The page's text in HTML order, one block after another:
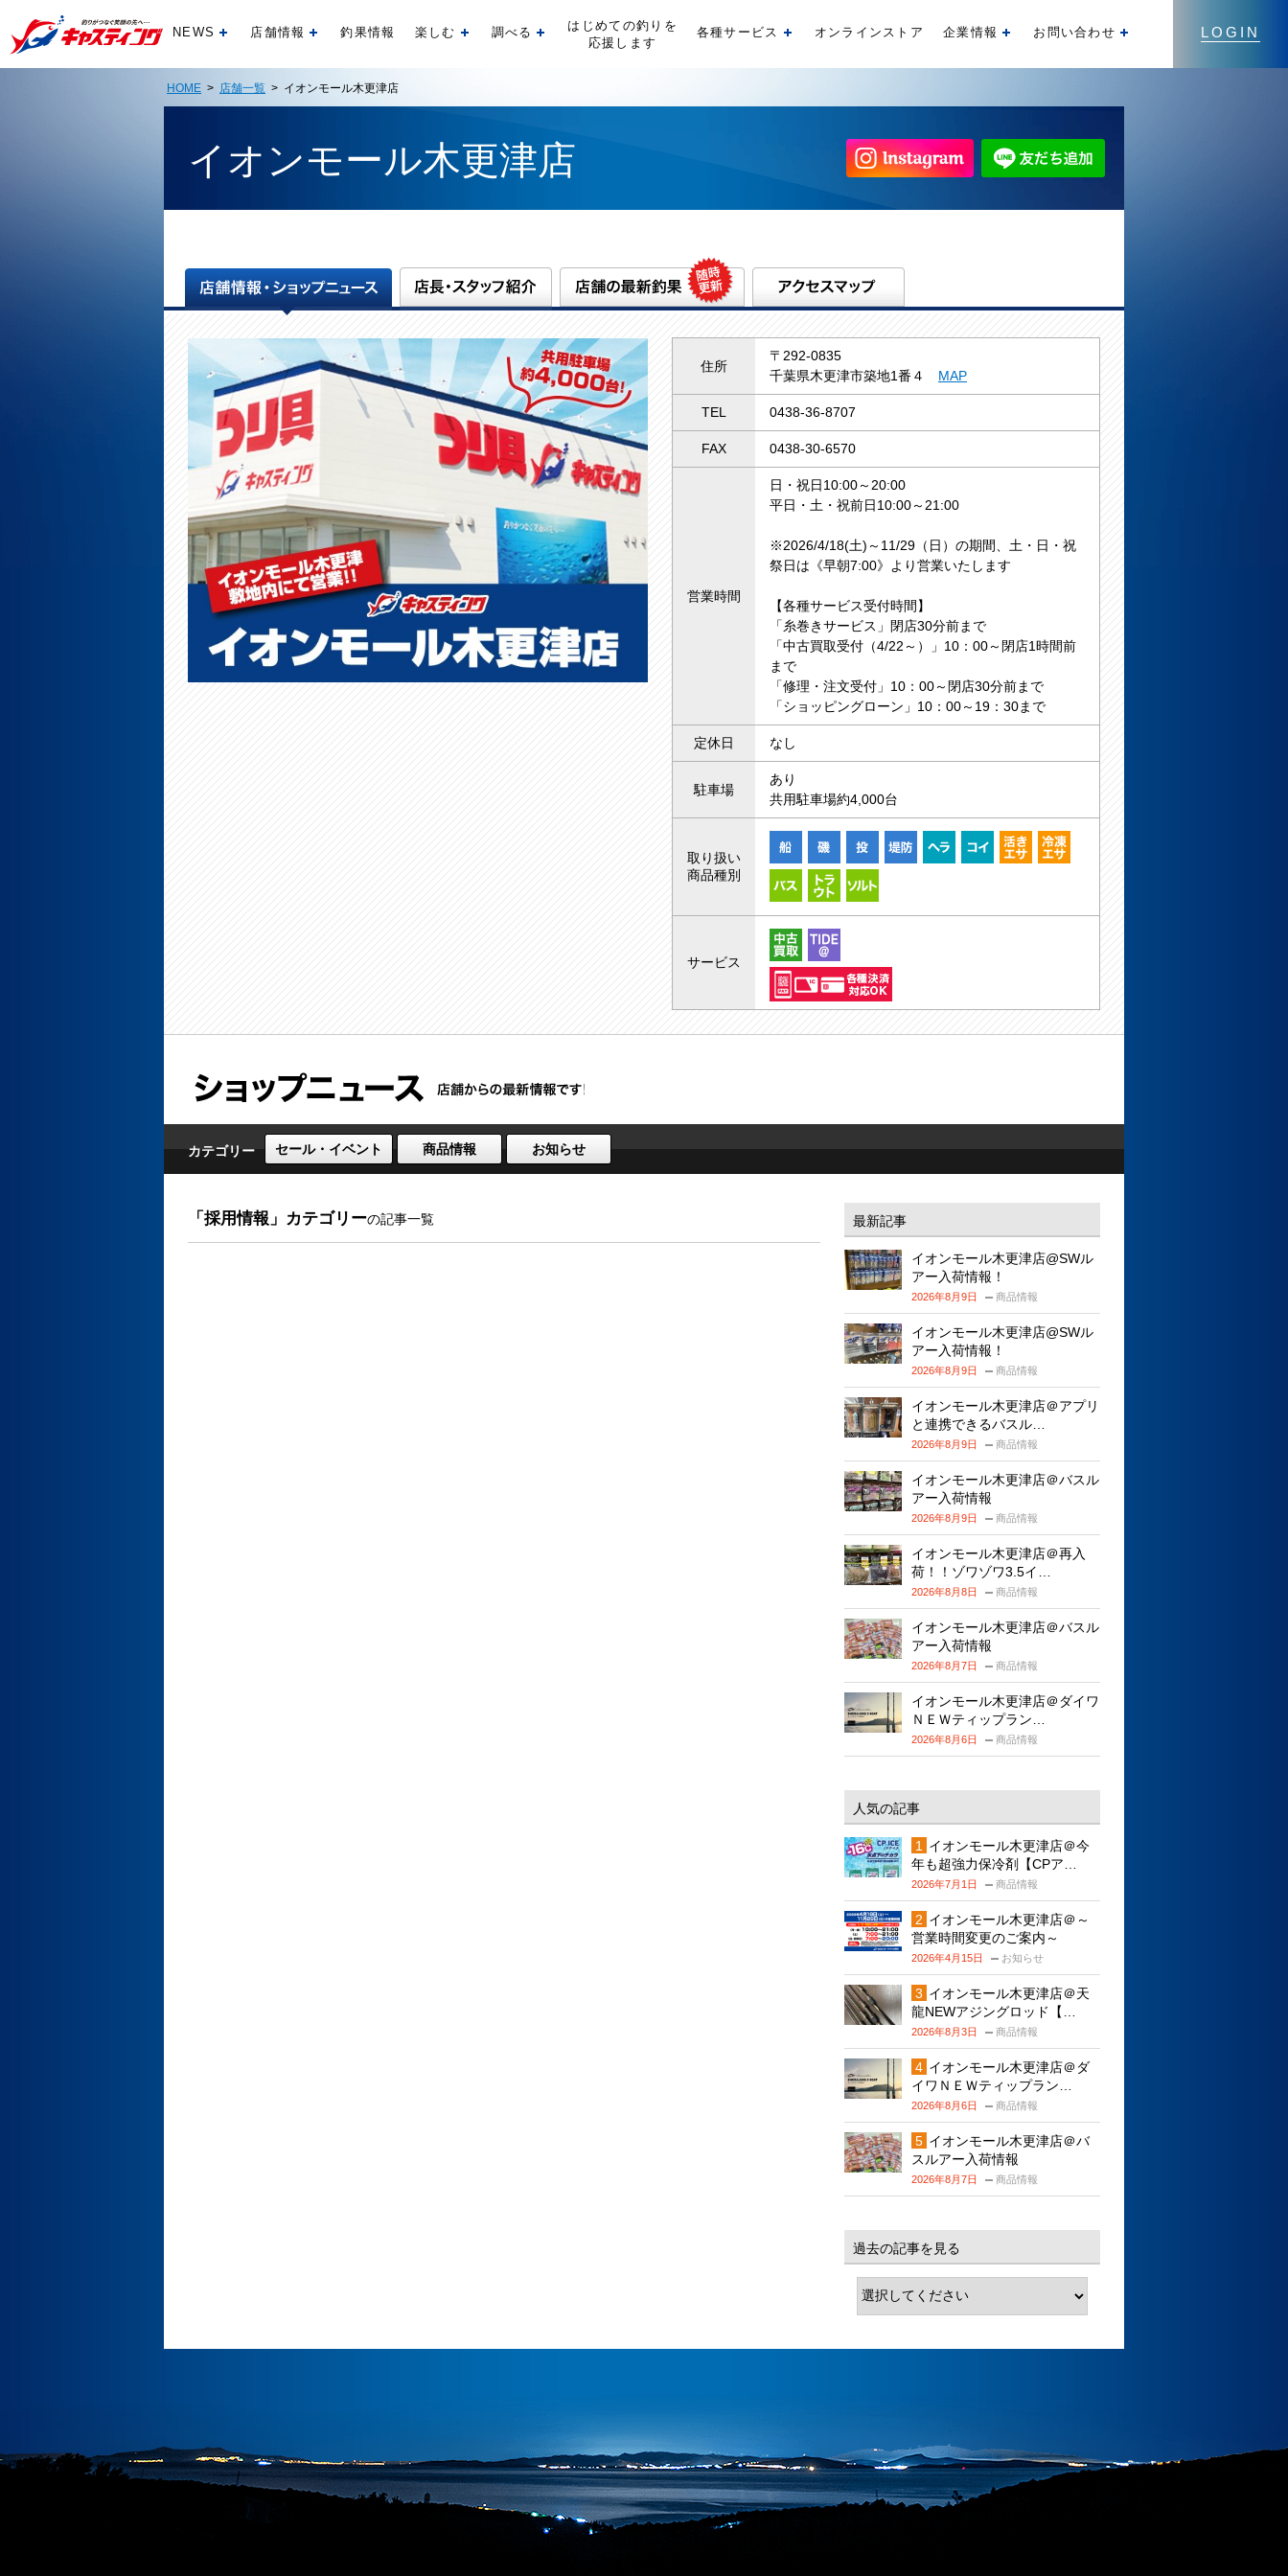
LOGIN
NEWS 開く店舗情報 開く釣果情報 楽しむ 開く調べる 開く
はじめての釣りを
応援します
各種サービス 開くオンラインストア 企業情報 開くお問い合わせ
HOME > 店舗一覧 > イオンモール木更津店
イオンモール木更津店
住所
〒292-0835
千葉県木更津市築地1番４ MAP
TEL 0438-36-8707
FAX 0438-30-6570
営業時間
日・祝日10:00～20:00
平日・土・祝前日10:00～21:00
※2026/4/18(土)～11/29（日）の期間、土・日・祝
祭日は《早朝7:00》より営業いたします
【各種サービス受付時間】
「糸巻きサービス」閉店30分前まで
「中古買取受付（4/22～）」10：00～閉店1時間前
まで
「修理・注文受付」10：00～閉店30分前まで
「ショッピングローン」10：00～19：30まで
定休日 なし
駐車場
あり
共用駐車場約4,000台
取り扱い
商品種別
サービス
カテゴリー セール・イベント 商品情報 お知らせ
「採用情報」カテゴリーの記事一覧 最新記事
イオンモール木更津店@SWル
アー入荷情報！
2026年8月9日 商品情報
イオンモール木更津店@SWル
アー入荷情報！
2026年8月9日 商品情報
イオンモール木更津店＠アプリ
と連携できるバスル…
2026年8月9日 商品情報
イオンモール木更津店＠バスル
アー入荷情報
2026年8月9日 商品情報
イオンモール木更津店＠再入
荷！！ゾワゾワ3.5イ…
2026年8月8日 商品情報
イオンモール木更津店＠バスル
アー入荷情報
2026年8月7日 商品情報
イオンモール木更津店＠ダイワ
ＮＥＷティップラン…
2026年8月6日 商品情報
人気の記事
イオンモール木更津店＠今
年も超強力保冷剤【CPア…
2026年7月1日 商品情報
イオンモール木更津店＠～
営業時間変更のご案内～
2026年4月15日 お知らせ
イオンモール木更津店＠天
龍NEWアジングロッド【…
2026年8月3日 商品情報
イオンモール木更津店＠ダ
イワＮＥＷティップラン…
2026年8月6日 商品情報
イオンモール木更津店＠バ
スルアー入荷情報
2026年8月7日 商品情報
過去の記事を見る